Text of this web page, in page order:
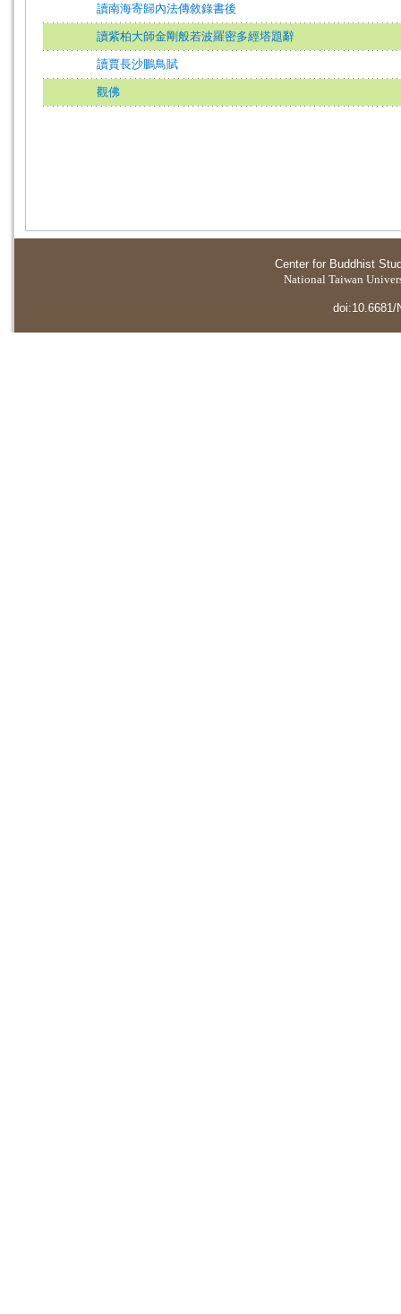
讀南海寄歸內法傳敘錄書後
讀紫柏大師金剛般若波羅密多經塔題辭
讀賈長沙鵬鳥賦
觀佛
Center for Buddhist
National Taiwan
doi:10.6681/